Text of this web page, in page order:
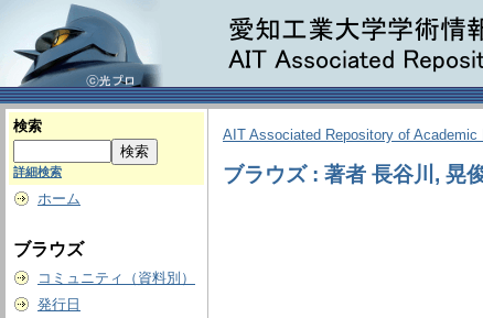
検索
詳細検索
ホーム
ブラウズ
コミュニティ（資料別）
発行日
AIT Associated Repository of Academic
ブラウズ : 著者 長谷川, 晃